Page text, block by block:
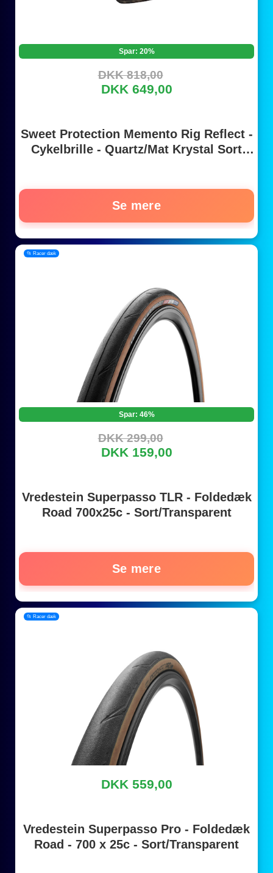
Spar: 20%
DKK 818,00
DKK 649,00
Sweet Protection Memento Rig Reflect -
Cykelbrille - Quartz/Mat Krystal Sort
Se mere
📂 Racer dæk
Spar: 46%
DKK 299,00
DKK 159,00
Vredestein Superpasso TLR - Foldedæk
Road 700x25c - Sort/Transparent
Se mere
📂 Racer dæk
DKK 559,00
Vredestein Superpasso Pro - Foldedæk
Road - 700 x 25c - Sort/Transparent